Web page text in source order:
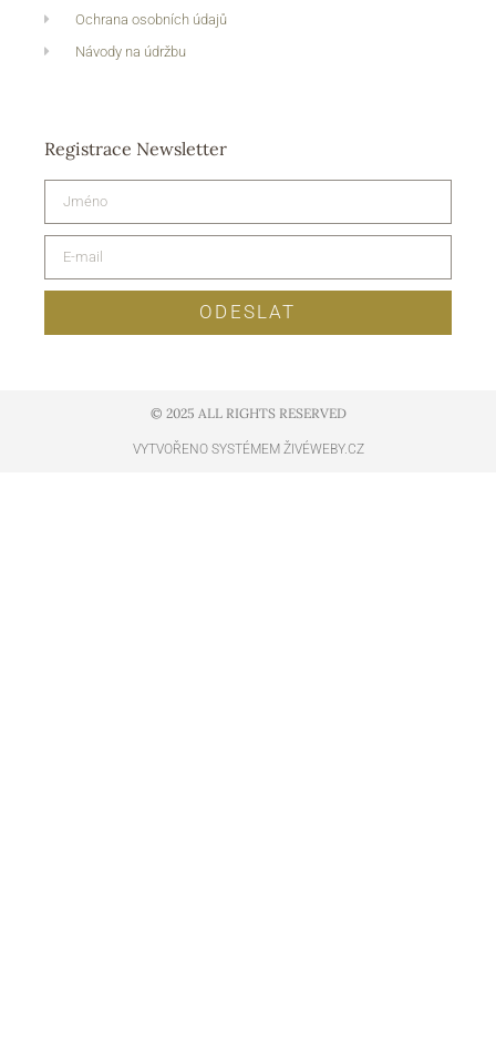
Ochrana osobních údajů
Návody na údržbu
Registrace Newsletter
ODESLAT
© 2025 ALL RIGHTS RESERVED​
VYTVOŘENO SYSTÉMEM ŽIVÉWEBY.CZ